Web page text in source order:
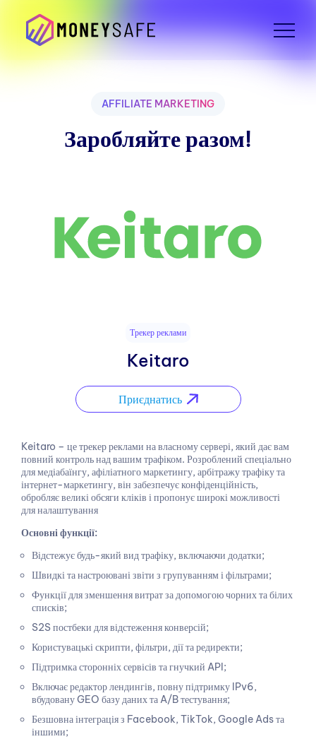
AFFILIATE MARKETING
Заробляйте разом!
Трекер реклами
Keitaro
Приєднатись
Keitaro – це трекер реклами на власному сервері, який дає вам
повний контроль над вашим трафіком. Розроблений спеціально
для медіабаїнгу, афіліатного маркетингу, арбітражу трафіку та
інтернет-маркетингу, він забезпечує конфіденційність,
обробляє великі обсяги кліків і пропонує широкі можливості
для налаштування
Основні функції:
Відстежує будь-який вид трафіку, включаючи додатки;
Швидкі та настроювані звіти з групуванням і фільтрами;
Функції для зменшення витрат за допомогою чорних та білих
списків;
S2S постбеки для відстеження конверсій;
Користувацькі скрипти, фільтри, дії та редиректи;
Підтримка сторонніх сервісів та гнучкий API;
Включає редактор лендингів, повну підтримку IPv6,
вбудовану GEO базу даних та A/B тестування;
Безшовна інтеграція з Facebook, TikTok, Google Ads та
іншими;